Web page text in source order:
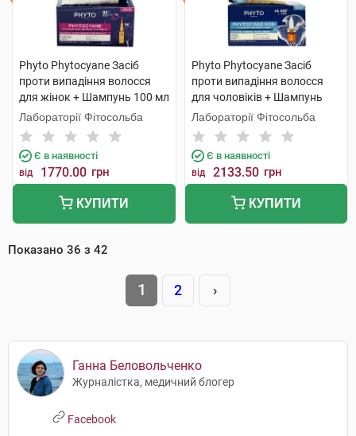
Phyto Phytocyane Засіб
проти випадіння волосся
для жінок + Шампунь 100 мл
1 набір
Лабораторії Фітосольба
Є в наявності
від 1770.00 грн
КУПИТИ
Phyto Phytocyane Засіб
проти випадіння волосся
для чоловіків + Шампунь
100 мл 1 набір
Лабораторії Фітосольба
Є в наявності
від 2133.50 грн
КУПИТИ
Показано 36 з 42
1 2 ›
Ганна Беловольченко
Журналістка, медичний блогер
Facebook